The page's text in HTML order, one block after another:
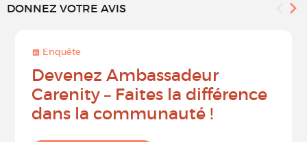
DONNEZ VOTRE AVIS
Enquête
Devenez Ambassadeur
Carenity – Faites la différence
dans la communauté !